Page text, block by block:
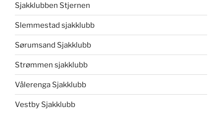
Sjakklubben Stjernen
Slemmestad sjakklubb
Sørumsand Sjakklubb
Strømmen sjakklubb
Vålerenga Sjakklubb
Vestby Sjakklubb